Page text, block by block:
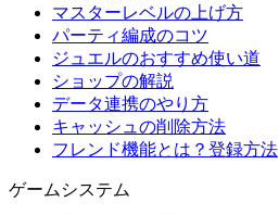
マスターレベルの上げ方
パーティ編成のコツ
ジュエルのおすすめ使い道
ショップの解説
データ連携のやり方
キャッシュの削除方法
フレンド機能とは？登録方法
ゲームシステム